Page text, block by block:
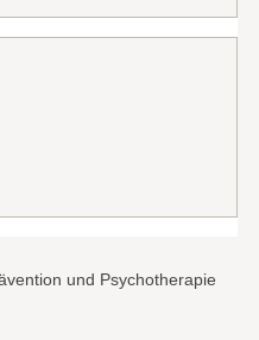
und Psychotherapie